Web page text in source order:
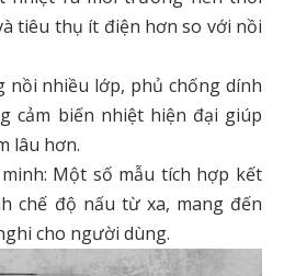
tiêu thụ ít điện hơn so với nồi
nồi nhiều lớp, phủ chống dính
cảm biến nhiệt hiện đại giúp
lâu hơn.
Một số mẫu tích hợp kết
chế độ nấu từ xa, mang đến
cho người dùng.